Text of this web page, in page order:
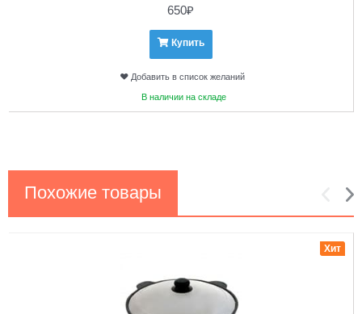
650₽
Купить
Добавить в список желаний
В наличии на складе
Похожие товары
Хит